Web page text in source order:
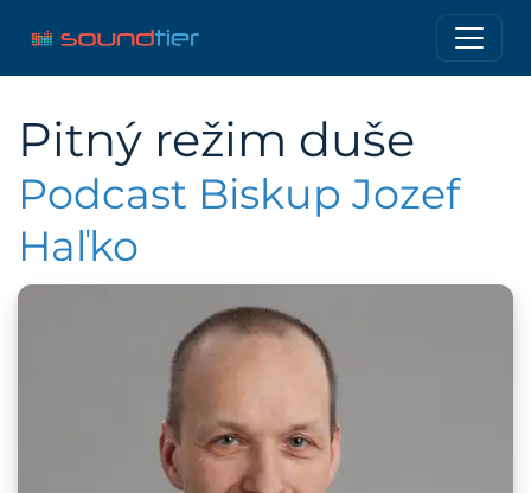
Pitný režim duše
Podcast Biskup Jozef
Haľko